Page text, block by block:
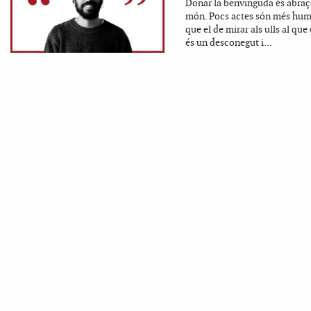
Donar la benvinguda és
món. Pocs actes són més
que el de mirar als ulls al que
és un desconegut i...